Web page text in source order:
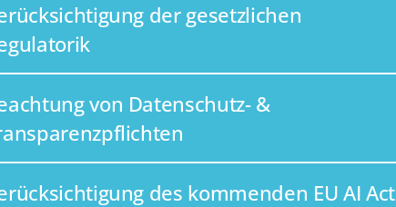
der gesetzlichen
von Datenschutz- &
des kommenden EU AI Act